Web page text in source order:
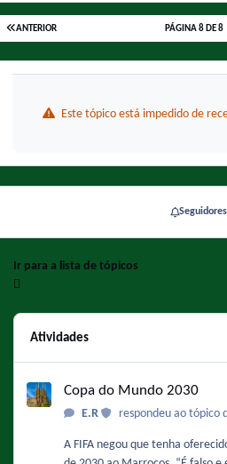
ANTERIOR PÁGINA 8 DE 8
Este tópico está impedido de
Seguidores
Ir para a lista de tópicos
Atividades
Copa do Mundo 2030
E.R respondeu ao tópico
A FIFA negou que tenha